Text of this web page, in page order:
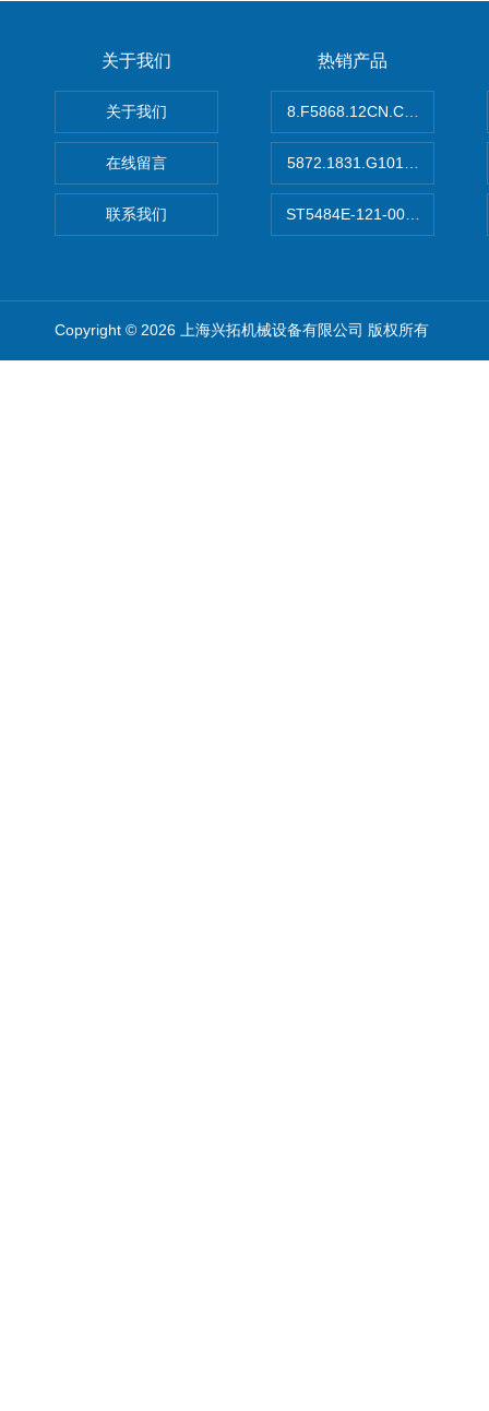
关于我们
关于我们
在线留言
联系我们
热销产品
8.F5868.12CN.C122德国
5872.1831.G101德国库伯勒
ST5484E-121-0032-00美国
Copyright © 2026 上海兴拓机械设备有限公司 版权所有